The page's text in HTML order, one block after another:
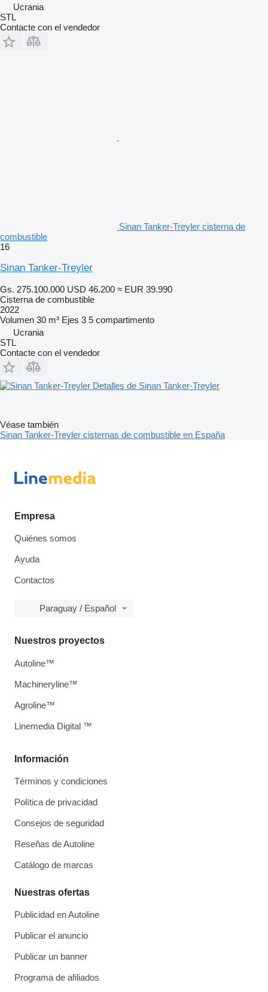
Ucrania
STL
Contacte con el vendedor
Sinan Tanker-Treyler cisterna de
combustible
16
Sinan Tanker-Treyler
Gs. 275.100.000 USD 46.200 ≈ EUR 39.990
Cisterna de combustible
2022
Volumen 30 m³ Ejes 3 5 compartimento
Ucrania
STL
Contacte con el vendedor
Detalles de Sinan Tanker-Treyler
Véase también
Sinan Tanker-Treyler cisternas de combustible en España
Empresa
Quiénes somos
Ayuda
Contactos
Paraguay / Español
Información
Términos y condiciones
Política de privacidad
Consejos de seguridad
Reseñas de Autoline
Catálogo de marcas
Nuestras ofertas
Publicidad en Autoline
Publicar el anuncio
Publicar un banner
Programa de afiliados
Nuestros proyectos
Autoline™
Machineryline™
Agroline™
Linemedia Digital ™